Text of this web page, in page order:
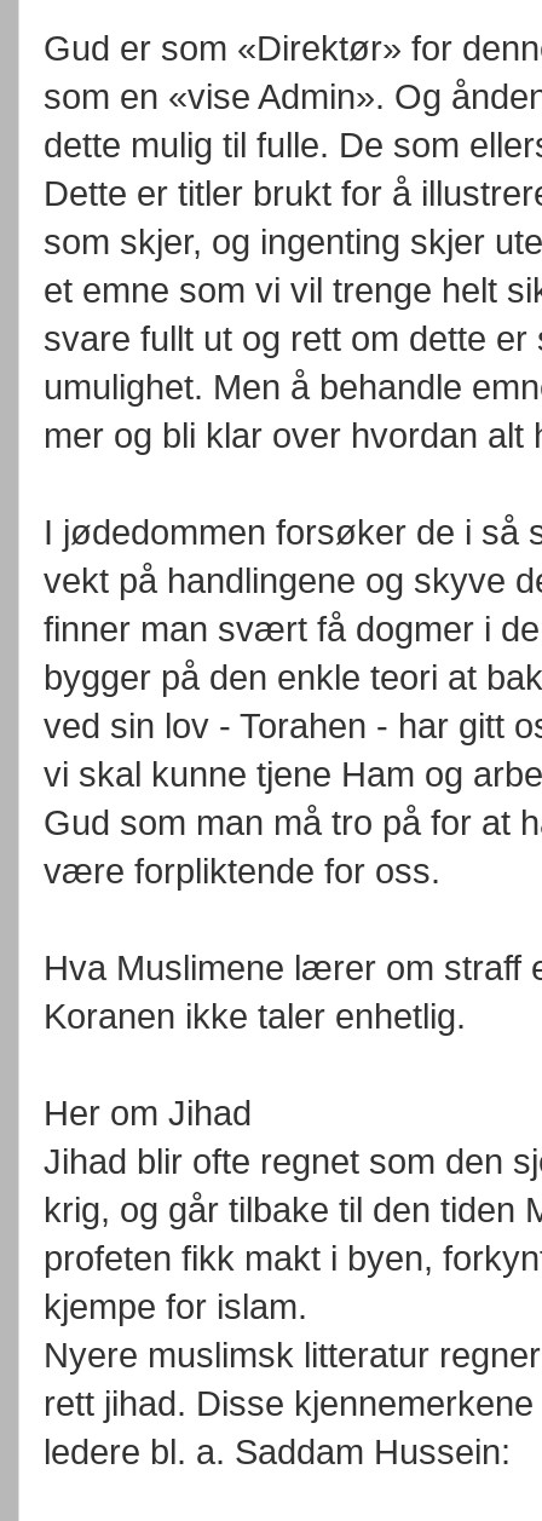
Gud er som «Direktør» for
som en «vise Admin». Og
dette mulig til fulle. De som
Dette er titler brukt for å
som skjer, og ingenting skjer
et emne som vi vil trenge helt
svare fullt ut og rett om dette
umulighet. Men å behandle
mer og bli klar over hvordan alt
I jødedommen forsøker de i så
vekt på handlingene og skyve
finner man svært få dogmer i
bygger på den enkle teori at
ved sin lov - Torahen - har gitt
vi skal kunne tjene Ham og
Gud som man må tro på for at
være forpliktende for oss.
Hva Muslimene lærer om straff
Koranen ikke taler enhetlig.
Her om Jihad
Jihad blir ofte regnet som den
krig, og går tilbake til den tiden
profeten fikk makt i byen,
kjempe for islam.
Nyere muslimsk litteratur
rett jihad. Disse
ledere bl. a. Saddam Hussein: